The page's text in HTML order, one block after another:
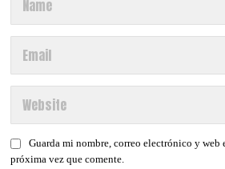
Guarda mi nombre, correo electrónico y web
próxima vez que comente.